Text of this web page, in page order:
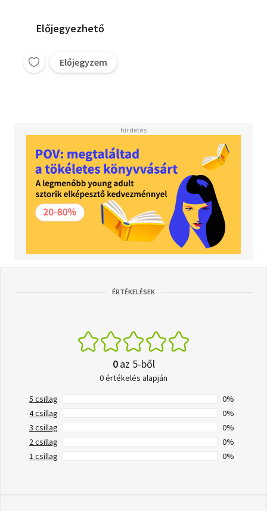
Előjegyezhető
Előjegyzem
ÉRTÉKELÉSEK
0az 5-ből
0 értékelés alapján
5 csillag
0%
4 csillag
0%
3 csillag
0%
2 csillag
0%
1 csillag
0%